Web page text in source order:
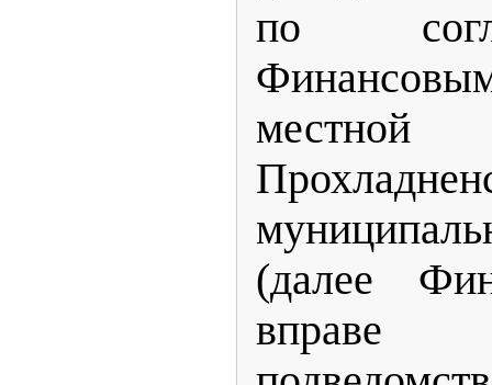
по
местной
(далее